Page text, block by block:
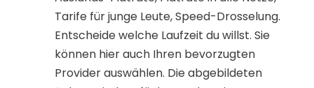
Tarife für junge Leute, Speed-Drosselung.
Entscheide welche Laufzeit du willst. Sie
können hier auch Ihren bevorzugten
Provider auswählen. Die abgebildeten